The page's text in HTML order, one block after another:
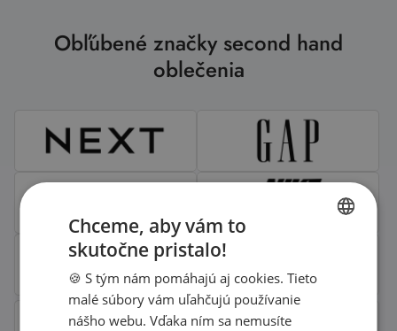
Obľúbené značky second hand
oblečenia
ENGLISH
Chceme, aby vám to
skutočne pristalo!
🍪 S tým nám pomáhajú aj cookies. Tieto
malé súbory vám uľahčujú používanie
nášho webu. Vďaka ním sa nemusíte